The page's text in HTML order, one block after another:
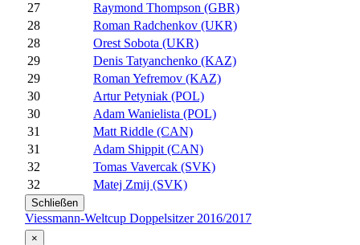
27
Raymond Thompson (GBR)
28
Roman Radchenkov (UKR)
28
Orest Sobota (UKR)
29
Denis Tatyanchenko (KAZ)
29
Roman Yefremov (KAZ)
30
Artur Petyniak (POL)
30
Adam Wanielista (POL)
31
Matt Riddle (CAN)
31
Adam Shippit (CAN)
32
Tomas Vavercak (SVK)
32
Matej Zmij (SVK)
Schließen
Viessmann-Weltcup Doppelsitzer 2016/2017
×